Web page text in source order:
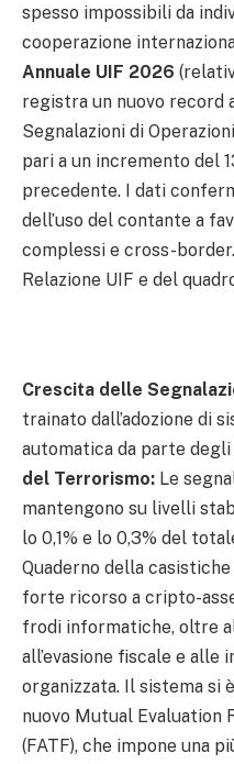
spesso impossibili da
cooperazione
Annuale UIF 2026
registra un nuovo record
Segnalazioni di
pari a un incremento del
precedente. I dati
dell’uso del contante a
complessi e cross-
Relazione UIF e del
Crescita delle
trainato dall’adozione di
automatica da parte
del Terrorismo: Le
mantengono su livelli
lo 0,1% e lo 0,3% del
Quaderno della
forte ricorso a cripto-
frodi informatiche, oltre
all’evasione fiscale e
organizzata. Il sistema si
nuovo Mutual Evaluation
(FATF), che impone una